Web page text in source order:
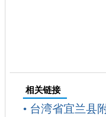
相关链接
• 台湾省宜兰县